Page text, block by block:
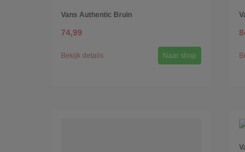
Vans Authentic Bruin
74,99
Bekijk details Naar shop